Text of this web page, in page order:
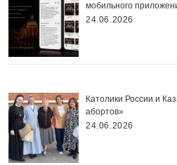
мобильного
24.06.2026
Католики России и
абортов»
24.06.2026